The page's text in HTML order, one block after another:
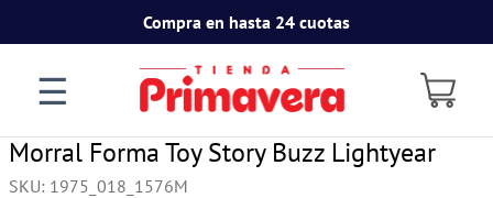
Compra en hasta 24 cuotas
☰
Morral Forma Toy Story Buzz Lightyear
SKU: 1975_018_1576M